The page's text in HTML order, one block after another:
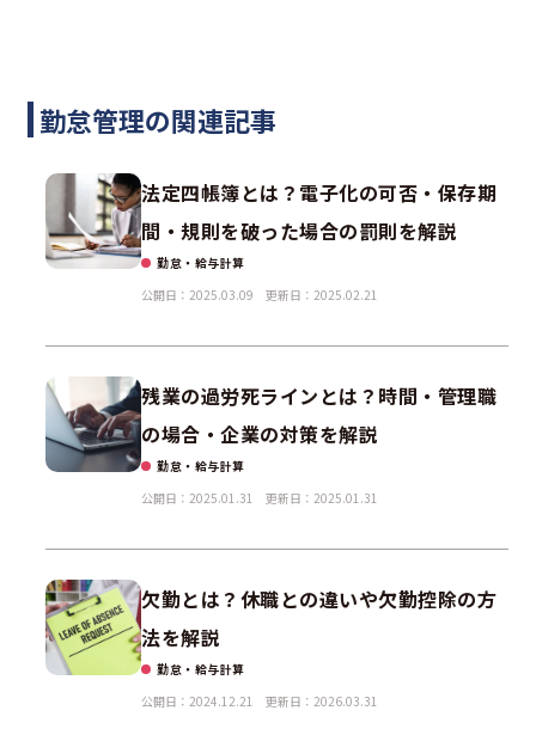
勤怠管理の関連記事
法定四帳簿とは？電子化の可否・保存期
間・規則を破った場合の罰則を解説
勤怠・給与計算
公開日：2025.03.09
更新日：2025.02.21
残業の過労死ラインとは？時間・管理職
の場合・企業の対策を解説
勤怠・給与計算
公開日：2025.01.31
更新日：2025.01.31
欠勤とは？休職との違いや欠勤控除の方
法を解説
勤怠・給与計算
公開日：2024.12.21
更新日：2026.03.31